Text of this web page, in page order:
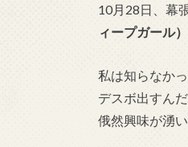
10月28日、幕
ィープガール）
私は知らなか
デスボ出すん
俄然興味が湧